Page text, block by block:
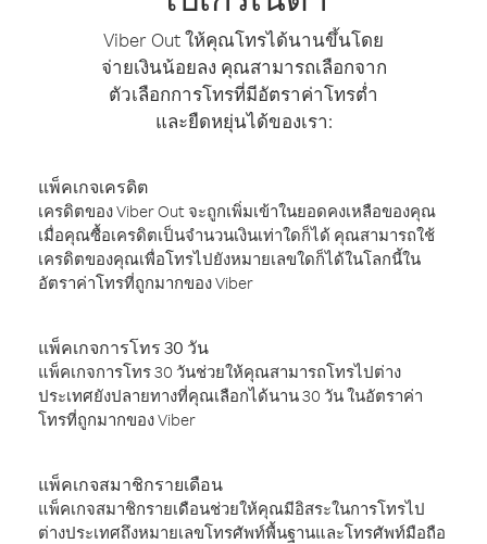
Viber Out ให้คุณโทรได้นานขึ้นโดย
จ่ายเงินน้อยลง คุณสามารถเลือกจาก
ตัวเลือกการโทรที่มีอัตราค่าโทรต่ำ
และยืดหยุ่นได้ของเรา:
แพ็คเกจเครดิต
เครดิตของ Viber Out จะถูกเพิ่มเข้าในยอดคงเหลือของคุณ
เมื่อคุณซื้อเครดิตเป็นจำนวนเงินเท่าใดก็ได้ คุณสามารถใช้
เครดิตของคุณเพื่อโทรไปยังหมายเลขใดก็ได้ในโลกนี้ใน
อัตราค่าโทรที่ถูกมากของ Viber
แพ็คเกจการโทร 30 วัน
แพ็คเกจการโทร 30 วันช่วยให้คุณสามารถโทรไปต่าง
ประเทศยังปลายทางที่คุณเลือกได้นาน 30 วัน ในอัตราค่า
โทรที่ถูกมากของ Viber
แพ็คเกจสมาชิกรายเดือน
แพ็คเกจสมาชิกรายเดือนช่วยให้คุณมีอิสระในการโทรไป
ต่างประเทศถึงหมายเลขโทรศัพท์พื้นฐานและโทรศัพท์มือถือ